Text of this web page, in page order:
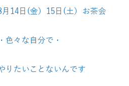
月14日(金）15日(土）お茶会
・色々な自分で・
りたいことないんです